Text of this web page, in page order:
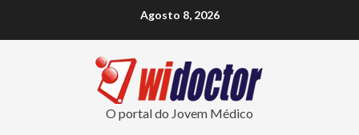
Agosto 8, 2026
O portal do Jovem Médico